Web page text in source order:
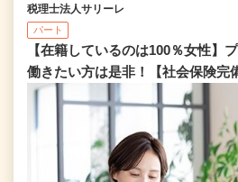
税理士法人サリーレ
パート
【在籍しているのは100％女性】
働きたい方は是非！【社会保険完